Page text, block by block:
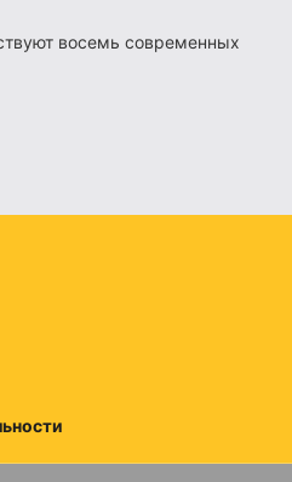
восемь современных